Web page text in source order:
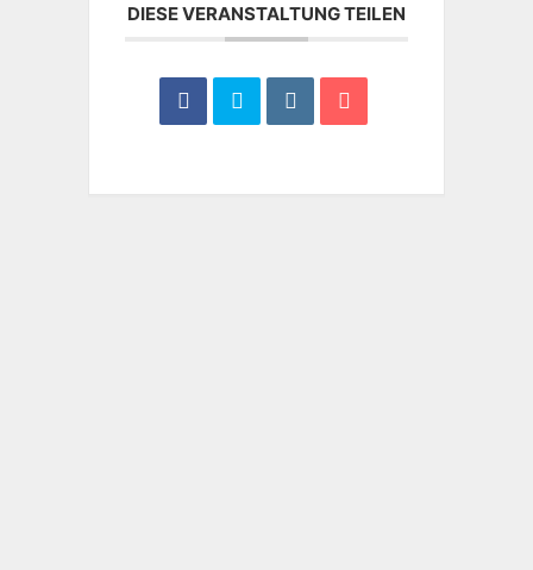
DIESE VERANSTALTUNG TEILEN